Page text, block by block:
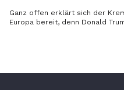
Ganz offen erklärt sich der
Europa bereit, denn Donald